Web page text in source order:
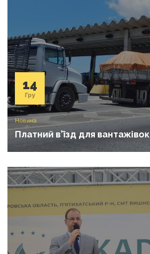
14
Гру
Новина
Платний в’їзд для вантажівок